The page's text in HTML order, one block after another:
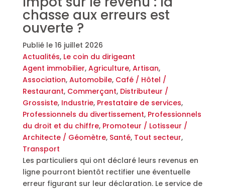
chasse aux erreurs est
ouverte ?
Publié le 16 juillet 2026
Actualités, Le coin du dirigeant
Agent immobilier, Agriculture, Artisan,
Association, Automobile, Café / Hôtel /
Restaurant, Commerçant, Distributeur /
Grossiste, Industrie, Prestataire de services,
Professionnels du divertissement, Professionnels
du droit et du chiffre, Promoteur / Lotisseur /
Architecte / Géomètre, Santé, Tout secteur,
Transport
Les particuliers qui ont déclaré leurs revenus en
ligne pourront bientôt rectifier une éventuelle
erreur figurant sur leur déclaration. Le service de